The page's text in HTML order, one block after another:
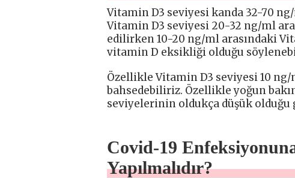
Vitamin D3 seviyesi kanda 32-70
Vitamin D3 seviyesi 20-32 ng/ml
edilirken 10-20 ng/ml arasındaki
vitamin D eksikliği olduğu
Özellikle Vitamin D3 seviyesi 10
bahsedebiliriz. Özellikle yoğun
seviyelerinin oldukça düşük
Covid-19
Yapılmalıdır?